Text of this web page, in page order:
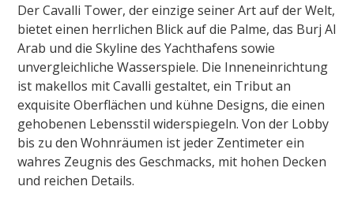
Der Cavalli Tower, der einzige seiner Art auf der Welt,
bietet einen herrlichen Blick auf die Palme, das Burj Al
Arab und die Skyline des Yachthafens sowie
unvergleichliche Wasserspiele. Die Inneneinrichtung
ist makellos mit Cavalli gestaltet, ein Tribut an
exquisite Oberflächen und kühne Designs, die einen
gehobenen Lebensstil widerspiegeln. Von der Lobby
bis zu den Wohnräumen ist jeder Zentimeter ein
wahres Zeugnis des Geschmacks, mit hohen Decken
und reichen Details.